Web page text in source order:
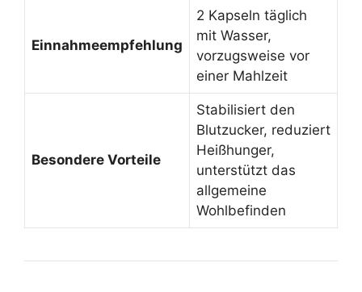
Einnahmeempfehlung
2 Kapseln täglich
mit Wasser,
vorzugsweise vor
einer Mahlzeit
Besondere Vorteile
Stabilisiert den
Blutzucker, reduziert
Heißhunger,
unterstützt das
allgemeine
Wohlbefinden